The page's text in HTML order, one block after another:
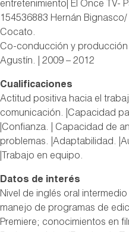
entretenimiento| El Once TV-
154536883 Hernán
Cocato.
Co-conducción y producción
Agustín. | 2009 – 2012
Cualificaciones
Actitud positiva hacia el
comunicación. |Capacidad
|Confianza. | Capacidad de
problemas. |Adaptabilidad.
|Trabajo en equipo.
Datos de interés
Nivel de inglés oral
manejo de programas de
Premiere; conocimientos en